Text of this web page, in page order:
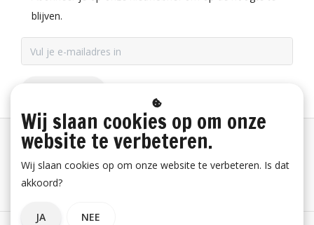
blijven.
Betaalinformatie
Wij slaan cookies op om onze
website te verbeteren.
Wij slaan cookies op om onze website te verbeteren. Is dat
akkoord?
JA NEE